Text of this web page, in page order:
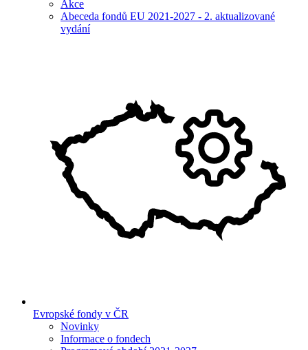
Akce
Abeceda fondů EU 2021-2027 - 2. aktualizované
vydání
Evropské fondy v ČR
Novinky
Informace o fondech